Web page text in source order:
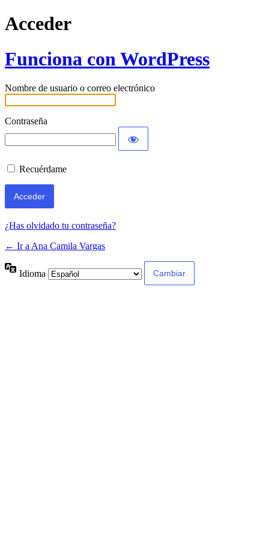
Acceder
Funciona con WordPress
Nombre de usuario o correo electrónico
Contraseña
Recuérdame
¿Has olvidado tu contraseña?
← Ir a Ana Camila Vargas
Idioma